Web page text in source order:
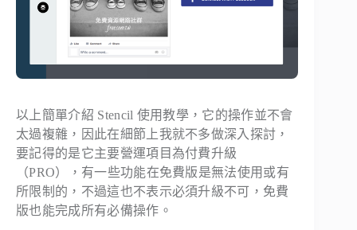
以上簡單介紹 Stencil 使用教學，它的操作並不會
太過複雜，因此在細節上我就不多做深入探討，
要記得的是它主要營運項目為付費升級
（PRO），有一些功能在免費版是無法使用或有
所限制的，不過這也不表示必須升級不可，免費
版也能完成所有必備操作。